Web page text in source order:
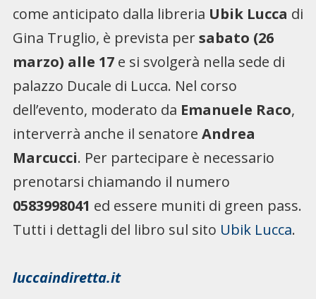
come anticipato dalla libreria Ubik Lucca di
Gina Truglio, è prevista persabato (26
marzo) alle 17e si svolgerà nella sede di
palazzo Ducale di Lucca. Nel corso
dell’evento, moderato da Emanuele Raco,
interverrà anche il senatore Andrea
Marcucci. Per partecipare è necessario
prenotarsi chiamando il numero
0583998041 ed essere muniti di green pass.
Tutti i dettagli del libro sul sito Ubik Lucca.
luccaindiretta.it